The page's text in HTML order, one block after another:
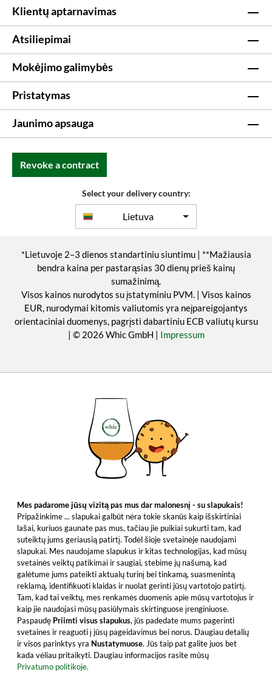
Klientų aptarnavimas
Atsiliepimai
Mokėjimo galimybės
Pristatymas
Jaunimo apsauga
Revoke a contract
Select your delivery country:
Lietuva
*Lietuvoje 2–3 dienos standartiniu siuntimu | **Mažiausia
bendra kaina per pastarąsias 30 dienų prieš kainų
sumažinimą.
Visos kainos nurodytos su įstatyminiu PVM. | Visos kainos
EUR, nurodymai kitomis valiutomis yra neįpareigojantys
orientaciniai duomenys, pagrįsti dabartiniu ECB valiutų kursu
| © 2026 Whic GmbH | Impressum
Mes padarome jūsų vizitą pas mus dar malonesnį - su slapukais!
Pripažinkime ... slapukai galbūt nėra tokie skanūs kaip išskirtiniai
lašai, kuriuos gaunate pas mus, tačiau jie puikiai sukurti tam, kad
suteiktų jums geriausią patirtį. Todėl šioje svetainėje naudojami
slapukai. Mes naudojame slapukus ir kitas technologijas, kad mūsų
svetainės veiktų patikimai ir saugiai, stebime jų našumą, kad
galėtume jums pateikti aktualų turinį bei tinkamą, suasmenintą
reklamą, identifikuoti klaidas ir nuolat gerinti jūsų vartotojo patirtį.
Tam, kad tai veiktų, mes renkamės duomenis apie mūsų vartotojus ir
kaip jie naudojasi mūsų pasiūlymais skirtinguose įrenginiuose.
Paspaudę Priimti visus slapukus, jūs padedate mums pagerinti
svetaines ir reaguoti į jūsų pageidavimus bei norus. Daugiau detalių
ir visos parinktys yra Nustatymuose. Jūs taip pat galite juos bet
kada vėliau pritaikyti. Daugiau informacijos rasite mūsų
Privatumo politikoje.